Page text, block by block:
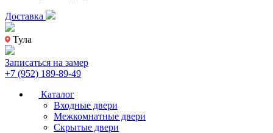
Доставка
Тула
Записаться на замер
+7 (952) 189-89-49
Каталог
Входные двери
Межкомнатные двери
Скрытые двери